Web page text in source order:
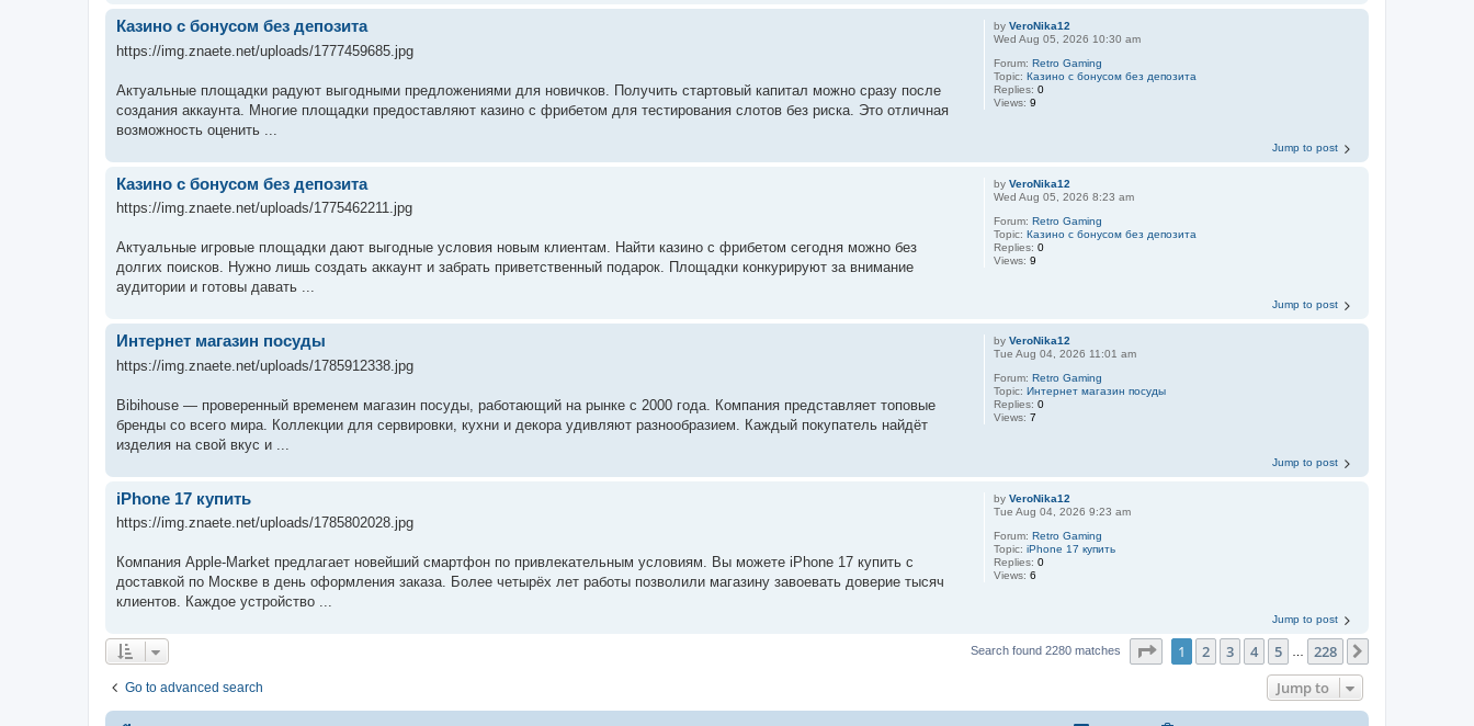
byVeroNika12
Wed Aug 05, 2026 10:30 am
Forum:Retro Gaming
Topic:Казино с бонусом без депозита
Replies:0
Views:9
Казино с бонусом без депозита
https://img.znaete.net/uploads/1777459685.jpg
Актуальные площадки радуют выгодными предложениями для новичков. Получить стартовый капитал можно сразу после
создания аккаунта. Многие площадки предоставляют казино с фрибетом для тестирования слотов без риска. Это отличная
возможность оценить ...
Jump to post
byVeroNika12
Wed Aug 05, 2026 8:23 am
Forum:Retro Gaming
Topic:Казино с бонусом без депозита
Replies:0
Views:9
Казино с бонусом без депозита
https://img.znaete.net/uploads/1775462211.jpg
Актуальные игровые площадки дают выгодные условия новым клиентам. Найти казино с фрибетом сегодня можно без
долгих поисков. Нужно лишь создать аккаунт и забрать приветственный подарок. Площадки конкурируют за внимание
аудитории и готовы давать ...
Jump to post
byVeroNika12
Tue Aug 04, 2026 11:01 am
Forum:Retro Gaming
Topic:Интернет магазин посуды
Replies:0
Views:7
Интернет магазин посуды
https://img.znaete.net/uploads/1785912338.jpg
Bibihouse — проверенный временем магазин посуды, работающий на рынке с 2000 года. Компания представляет топовые
бренды со всего мира. Коллекции для сервировки, кухни и декора удивляют разнообразием. Каждый покупатель найдёт
изделия на свой вкус и ...
Jump to post
byVeroNika12
Tue Aug 04, 2026 9:23 am
Forum:Retro Gaming
Topic:iPhone 17 купить
Replies:0
Views:6
iPhone 17 купить
https://img.znaete.net/uploads/1785802028.jpg
Компания Apple-Market предлагает новейший смартфон по привлекательным условиям. Вы можете iPhone 17 купить с
доставкой по Москве в день оформления заказа. Более четырёх лет работы позволили магазину завоевать доверие тысяч
клиентов. Каждое устройство ...
Jump to post
Search found 2280 matches Page of 228
1 2 3 4 5 228
Go to advanced search Jump to